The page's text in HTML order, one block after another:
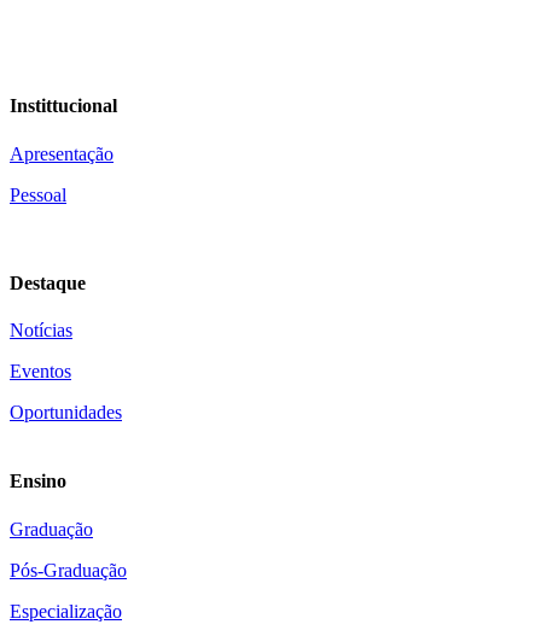
Instittucional
Apresentação
Pessoal
Destaque
Notícias
Eventos
Oportunidades
Ensino
Graduação
Pós-Graduação
Especialização